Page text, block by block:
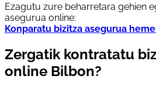
Ezagutu zure beharretara gehien
asegurua online:
Konparatu bizitza asegurua
Zergatik kontratatu
online Bilbon?